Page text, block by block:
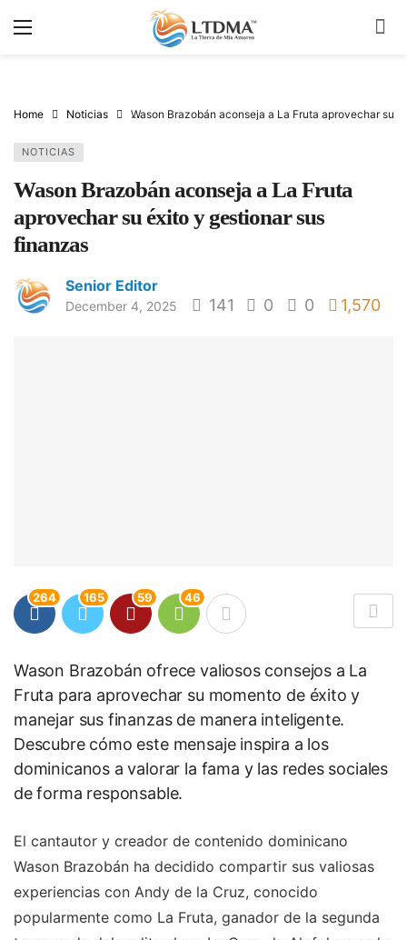
Home Noticias Wason Brazobán aconseja a La Fruta aprovechar su
NOTICIAS
Wason Brazobán aconseja a La Fruta
aprovechar su éxito y gestionar sus
finanzas
Senior Editor
December 4, 2025 141 0 0 1,570
264 165 59 46
Wason Brazobán ofrece valiosos consejos a La
Fruta para aprovechar su momento de éxito y
manejar sus finanzas de manera inteligente.
Descubre cómo este mensaje inspira a los
dominicanos a valorar la fama y las redes sociales
de forma responsable.
El cantautor y creador de contenido dominicano
Wason Brazobán ha decidido compartir sus valiosas
experiencias con Andy de la Cruz, conocido
popularmente como La Fruta, ganador de la segunda